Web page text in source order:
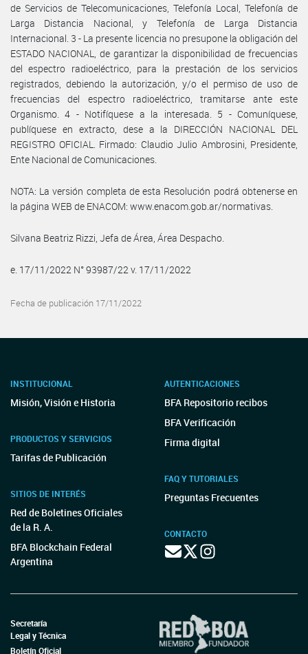
de Servicios de Telecomunicaciones, Telefonía Local, Telefonía de
Larga Distancia Nacional, y Telefonía de Larga Distancia
Internacional. 3 - La presente licencia no presupone la obligación del
ESTADO NACIONAL, de garantizar la disponibilidad de frecuencias
del espectro radioeléctrico, para la prestación de los servicios
registrados, debiendo la autorización, y/o el permiso de uso de
frecuencias del espectro radioeléctrico, tramitarse ante este
Organismo. 4 - Notifíquese a la interesada. 5 - Comuníquese,
publíquese en extracto, dese a la DIRECCIÓN NACIONAL DEL
REGISTRO OFICIAL. Firmado: Claudio Julio Ambrosini, Presidente,
Ente Nacional de Comunicaciones.
NOTA: La versión completa de esta Resolución podrá obtenerse en
la página WEB de ENACOM: www.enacom.gob.ar/normativas.
Silvana Beatriz Rizzi, Jefa de Área, Área Despacho.
e. 17/11/2022 N° 93987/22 v. 17/11/2022
Fecha de publicación 17/11/2022
INSTITUCIONAL
Misión, Visión e Historia
PRODUCTOS Y SERVICIOS
Tarifas de Publicación
SITIOS DE INTERÉS
Red de Boletines Oficiales
de la R. A.
BFA Blockchain Federal
Argentina
AUTENTICACIONES
BFA Repositorio recibos
BFA Verificación
Firma digital
FAQ Y TUTORIALES
Preguntas Frecuentes
CONTACTO
Secretaría
Legal y Técnica
Boletín Oficial